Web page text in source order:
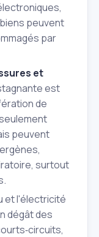
peuvent
par
et
est
de
peuvent
surtout
et l'électricité
dégât des